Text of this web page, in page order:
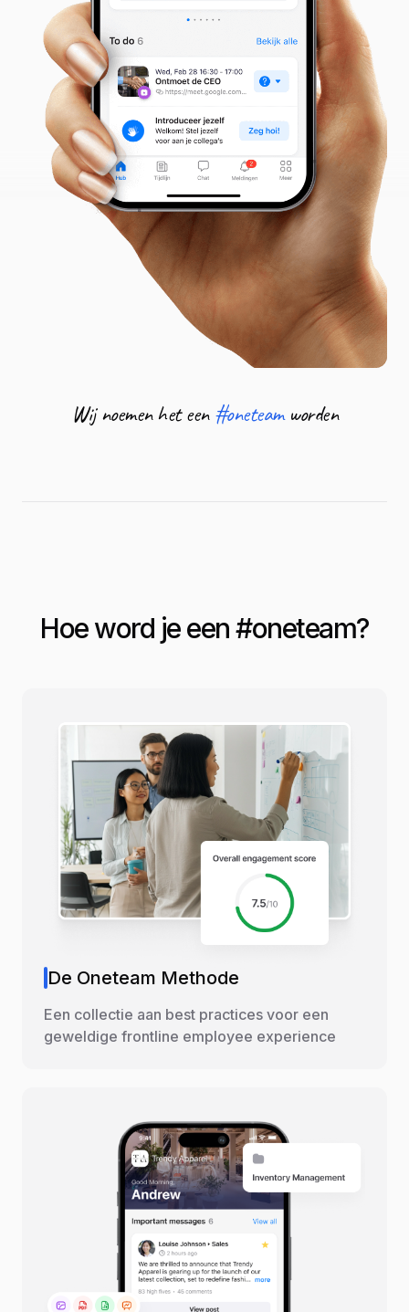
Wij noemen het een #oneteam worden
Hoe word je een #oneteam?
De Oneteam Methode
Een collectie aan best practices voor een
geweldige frontline employee experience